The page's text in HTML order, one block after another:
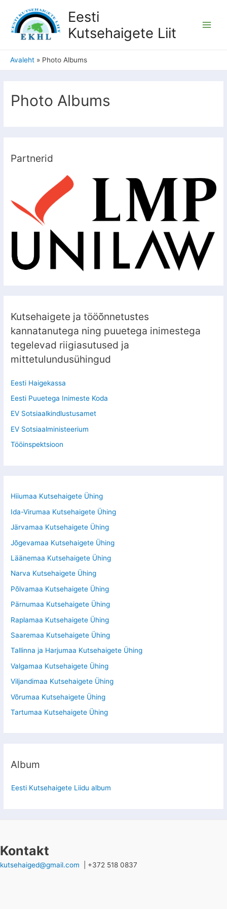
Eesti
Kutsehaigete Liit
Avaleht Photo Albums
Photo Albums
Partnerid
Kutsehaigete ja tööõnnetustes
kannatanutega ning puuetega inimestega
tegelevad riigiasutused ja
mittetulundusühingud
Eesti Haigekassa
Eesti Puuetega Inimeste Koda
EV Sotsiaalkindlustusamet
EV Sotsiaalministeerium
Tööinspektsioon
Hiiumaa Kutsehaigete Ühing
Ida-Virumaa Kutsehaigete Ühing
Järvamaa Kutsehaigete Ühing
Jõgevamaa Kutsehaigete Ühing
Läänemaa Kutsehaigete Ühing
Narva Kutsehaigete Ühing
Põlvamaa Kutsehaigete Ühing
Pärnumaa Kutsehaigete Ühing
Raplamaa Kutsehaigete Ühing
Saaremaa Kutsehaigete Ühing
Tallinna ja Harjumaa Kutsehaigete Ühing
Valgamaa Kutsehaigete Ühing
Viljandimaa Kutsehaigete Ühing
Võrumaa Kutsehaigete Ühing
Tartumaa Kutsehaigete Ühing
Album
Eesti Kutsehaigete Liidu album
Kontakt
kutsehaiged@gmail.com | +372 518 0837